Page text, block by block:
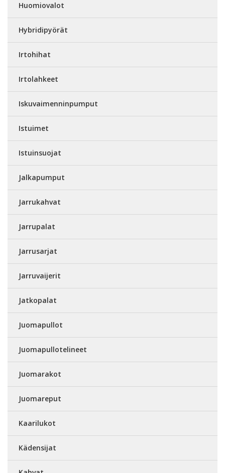
Huomiovalot
Hybridipyörät
Irtohihat
Irtolahkeet
Iskuvaimenninpumput
Istuimet
Istuinsuojat
Jalkapumput
Jarrukahvat
Jarrupalat
Jarrusarjat
Jarruvaijerit
Jatkopalat
Juomapullot
Juomapullotelineet
Juomarakot
Juomareput
Kaarilukot
Kädensijat